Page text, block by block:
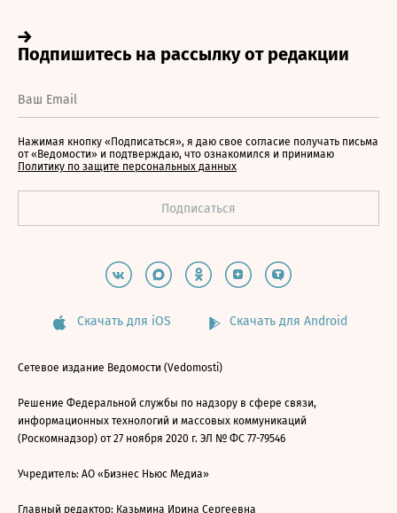
Нажимая кнопку «Подписаться», я даю свое согласие получать письма
от «Ведомости» и подтверждаю, что ознакомился и принимаю
Политику по защите персональных данных
Скачать для iOS Скачать для Android
Сетевое издание Ведомости (Vedomosti)
Решение Федеральной службы по надзору в сфере связи,
информационных технологий и массовых коммуникаций
(Роскомнадзор) от 27 ноября 2020 г. ЭЛ № ФС 77-79546
Учредитель: АО «Бизнес Ньюс Медиа»
Главный редактор: Казьмина Ирина Сергеевна